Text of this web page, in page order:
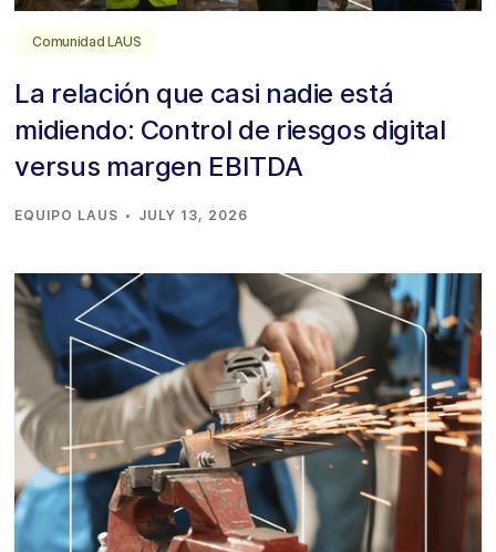
Comunidad LAUS
La relación que casi nadie está
midiendo: Control de riesgos digital
versus margen EBITDA
EQUIPO LAUS · JULY 13, 2026